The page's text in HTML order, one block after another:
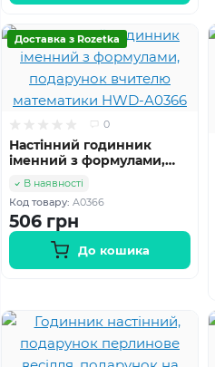
Доставка з Rozetka
0
Настінний годинник
іменний з формулами,
подарунок вчителю
математики HWD-A0366
В наявності
Код товару: A0366
506 грн
До кошика